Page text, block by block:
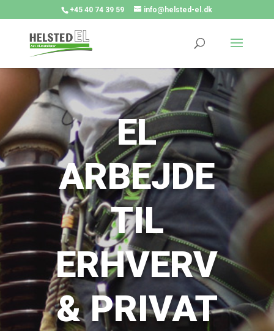
+45 40 74 39 59 info@helsted-el.dk
EL
ARBEJDE
TIL
ERHVERV
& PRIVAT